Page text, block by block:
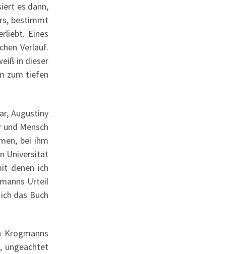
es dann,
bestimmt
Eines
Verlauf.
in dieser
zum tiefen
Augustiny
Mensch
bei ihm
Universität
denen ich
Urteil
das Buch
ungeachtet